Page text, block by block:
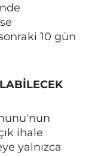
10 gün
ihale
yalnızca